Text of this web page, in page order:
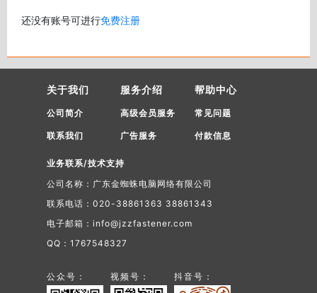
还没有账号可进行免费注册
关于我们
公司简介
联系我们
服务介绍
高级会员服务
广告服务
帮助中心
常见问题
付款信息
业务联系/技术支持
公司名称：广东金蜘蛛电脑网络有限公司
联系电话：020-38861363 38861343
电子邮箱：info@jzzfastener.com
QQ：1767548327
公众号： 视频号： 抖音号：